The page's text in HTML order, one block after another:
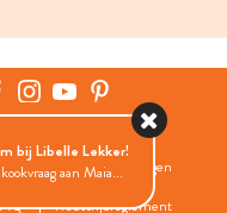
Group
Cookies instellingen
Wedstrijdreglement
bij Libelle Lekker!
aan Maia...